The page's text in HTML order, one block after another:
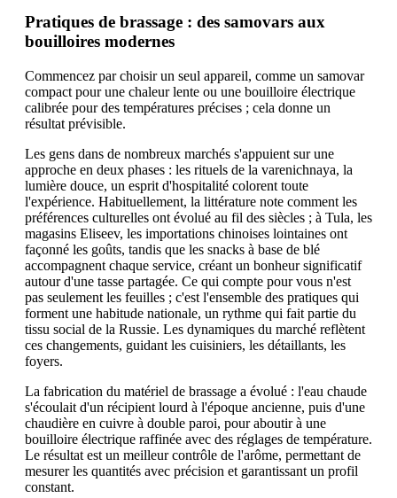
Pratiques de brassage : des samovars aux
bouilloires modernes
Commencez par choisir un seul appareil, comme un samovar
compact pour une chaleur lente ou une bouilloire électrique
calibrée pour des températures précises ; cela donne un
résultat prévisible.
Les gens dans de nombreux marchés s'appuient sur une
approche en deux phases : les rituels de la varenichnaya, la
lumière douce, un esprit d'hospitalité colorent toute
l'expérience. Habituellement, la littérature note comment les
préférences culturelles ont évolué au fil des siècles ; à Tula, les
magasins Eliseev, les importations chinoises lointaines ont
façonné les goûts, tandis que les snacks à base de blé
accompagnent chaque service, créant un bonheur significatif
autour d'une tasse partagée. Ce qui compte pour vous n'est
pas seulement les feuilles ; c'est l'ensemble des pratiques qui
forment une habitude nationale, un rythme qui fait partie du
tissu social de la Russie. Les dynamiques du marché reflètent
ces changements, guidant les cuisiniers, les détaillants, les
foyers.
La fabrication du matériel de brassage a évolué : l'eau chaude
s'écoulait d'un récipient lourd à l'époque ancienne, puis d'une
chaudière en cuivre à double paroi, pour aboutir à une
bouilloire électrique raffinée avec des réglages de température.
Le résultat est un meilleur contrôle de l'arôme, permettant de
mesurer les quantités avec précision et garantissant un profil
constant.